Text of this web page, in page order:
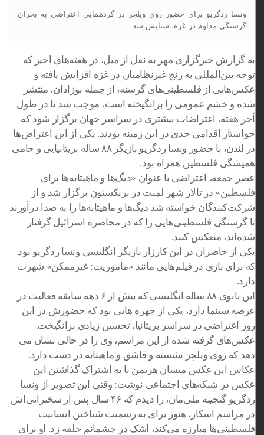
ونسا ردگریو برای حضور روی ویلچر در گردهمایی اعتراضی به بحران
گرسنگی مداوم در غزه، ستایش شد.
به گزارش خبرگزاری مهر به نقل از میل، در هفته‌های اخیر که
توجه بین‌المللی به رنج غیرنظامیان در غزه افزایش یافته و
عکس‌هایی از فلسطینی‌های گرسنه، از جمله نوزادان، منتشر
شده و خشم عمومی را برانگیخته است، موجب شد تا در طول
آخر هفته، اعتراضات بیشتری در سراسر جهان برگزار شود که
خواستار اقدامی جدی در این زمینه بودند. یکی از این اعتراض‌ها
در لندن، با حضور ونسا ردگریو بازیگر ۸۸ ساله بریتانیایی و حامی
همیشگی فلسطین همراه بود.
عصر جمعه، اعتراضی با عنوان «دیگ‌ها و ماهیتابه‌ها برای
فلسطین» در تالار شهر لمبت در بریکستون برگزار شد و از
شرکت‌کنندگان خواسته شد دیگ‌ها و ماهیتابه‌ها را به صدا درآورند
تا گرسنگی فلسطینی‌هایی را که در محاصره اسرائیل گرفتار
شده‌اند، منعکس کنند.
یکی از حاضران در این کارزار بازیگر انگلیسی ونسا ردگریو بود
که برای بازی در فیلم‌هایی مانند «ماموریت: غیرممکن» شهرت
دارد.
این بانوی ۸۸ ساله انگلیسی که بیش از ۶ دهه سابقه فعالیت در
عرصه سینما دارد، یکی از چهره هایی بود که حضورش در این
روز اعتراضی در سراسر بریتانیا، تحسین زیادی برانگیخت.
عکس‌های گرفته شده از این مراسم، وی را در حالی نشان می
دهد که روی ویلچر نشسته و قاشق و ماهیتابه در دست دارد.
عکاس این عکس میسان هریمن با به اشتراک گذاشتن این
عکس در شبکه‌های اجتماعی نوشت: وقتی این تصویر از ونسا
ردگریو گنجینه ملی‌مان، را دیدم که ۴۶ سال پس از سخنرانی‌اش
در مراسم اسکار، هنوز برای به رسمیت شناختن انسانیت
فلسطینی‌ها مبارزه می‌کند، اشک در چشمانم حلقه زد. او برای